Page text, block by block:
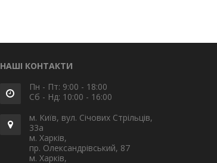
НАШІ КОНТАКТИ
Пн - Пт: 9:00 - 18:00
Сб - Нд: 10:00 - 16:00
м. Київ, вул. Січових Стрільців,
33а
м. Харків,
пр. Олександрівський, 87
м. Харків,